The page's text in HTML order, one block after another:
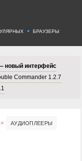
• БРАУЗЕРЫ
новый интерфейс
Commander 1.2.7
АУДИОПЛЕЕРЫ